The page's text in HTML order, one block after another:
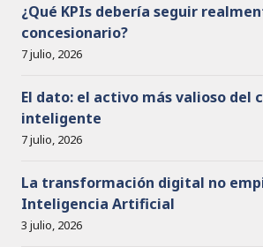
¿Qué KPIs debería seguir
concesionario?
7 julio, 2026
El dato: el activo más valioso del
inteligente
7 julio, 2026
La transformación digital no
Inteligencia Artificial
3 julio, 2026